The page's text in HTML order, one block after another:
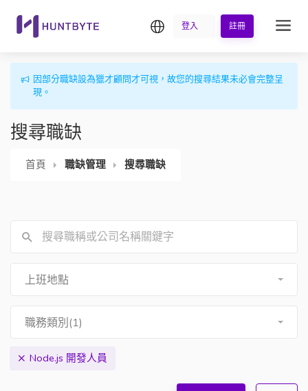
繁中登入 註冊
因部分職缺設為獵才顧問才可視，故您的搜尋結果未必會完整呈
現。
搜尋職缺
首頁 職缺管理 搜尋職缺
上班地點
職務類別(1)
Node.js 開發人員